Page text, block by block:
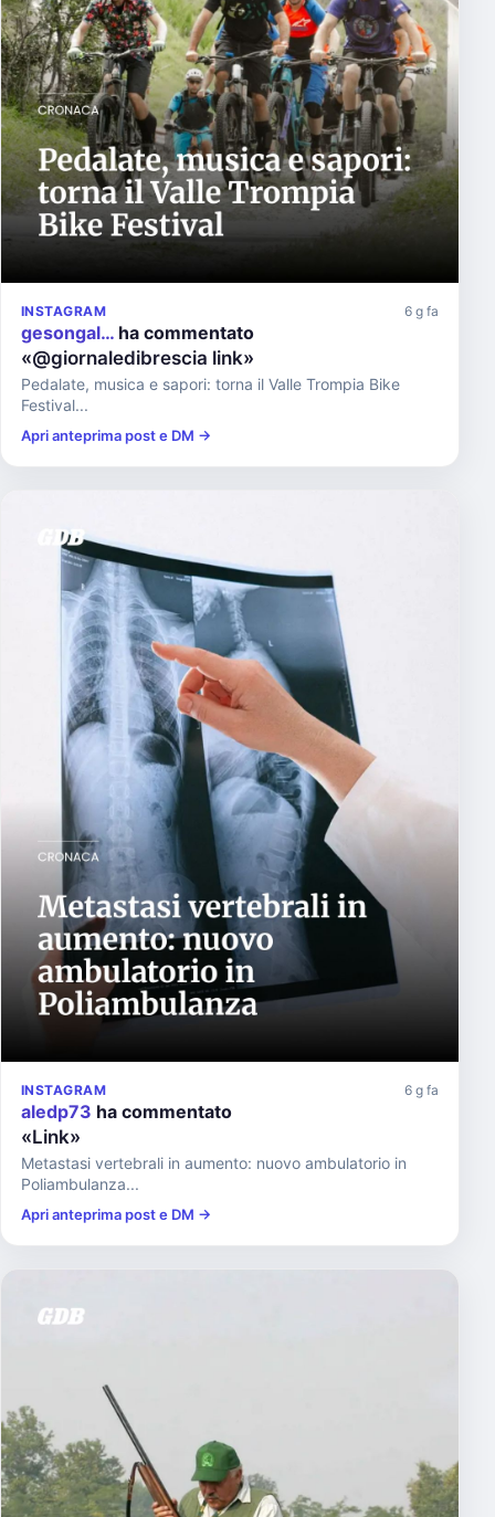
INSTAGRAM 6 g fa
gesongal… ha commentato
«@giornaledibrescia link»
Pedalate, musica e sapori: torna il Valle Trompia Bike
Festival...
Apri anteprima post e DM →
INSTAGRAM 6 g fa
aledp73 ha commentato
«Link»
Metastasi vertebrali in aumento: nuovo ambulatorio in
Poliambulanza...
Apri anteprima post e DM →